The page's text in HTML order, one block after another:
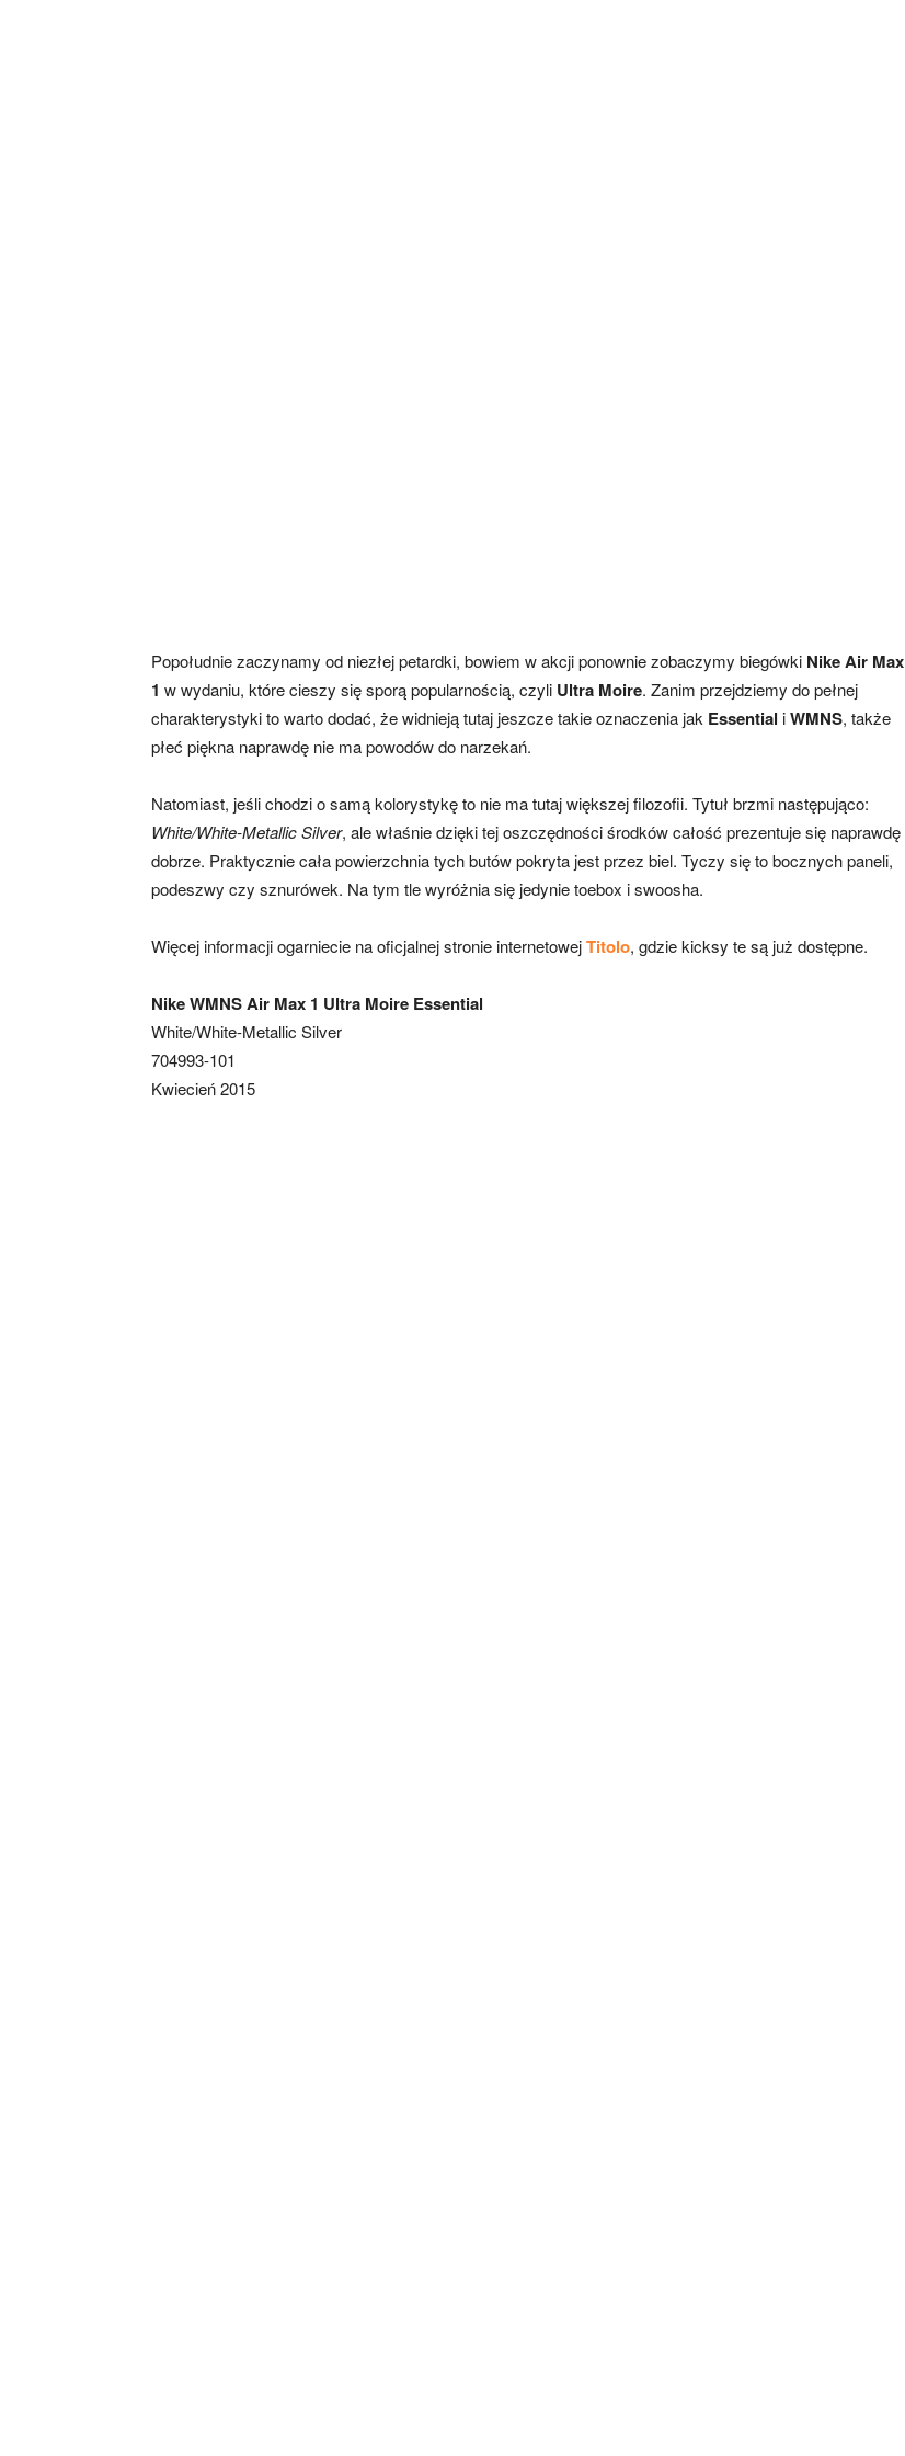
Popołudnie zaczynamy od niezłej petardki, bowiem w akcji ponownie zobaczymy biegówki Nike Air Max
1 w wydaniu, które cieszy się sporą popularnością, czyli Ultra Moire. Zanim przejdziemy do pełnej
charakterystyki to warto dodać, że widnieją tutaj jeszcze takie oznaczenia jak Essential iWMNS, także
płeć piękna naprawdę nie ma powodów do narzekań.
Natomiast, jeśli chodzi o samą kolorystykę to nie ma tutaj większej filozofii. Tytuł brzmi następująco:
White/White-Metallic Silver, ale właśnie dzięki tej oszczędności środków całość prezentuje się naprawdę
dobrze. Praktycznie cała powierzchnia tych butów pokryta jest przez biel. Tyczy się to bocznych paneli,
podeszwy czy sznurówek. Na tym tle wyróżnia się jedynie toebox i swoosha.
Więcej informacji ogarniecie na oficjalnej stronie internetowejTitolo, gdzie kicksy te są już dostępne.
Nike WMNS Air Max 1 Ultra Moire Essential
White/White-Metallic Silver
704993-101
Kwiecień 2015